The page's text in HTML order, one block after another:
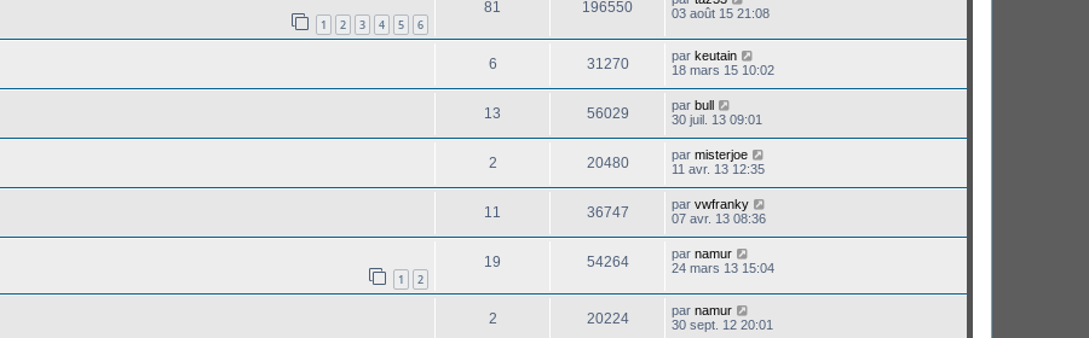
1 2 3 4 5 6
81 196550
03 août 15 21:08
6 31270 par keutain
18 mars 15 10:02
13 56029 par bull
30 juil. 13 09:01
2 20480 par misterjoe
11 avr. 13 12:35
11 36747 par vwfranky
07 avr. 13 08:36
1 2
19 54264 par namur
24 mars 13 15:04
2 20224 par namur
30 sept. 12 20:01